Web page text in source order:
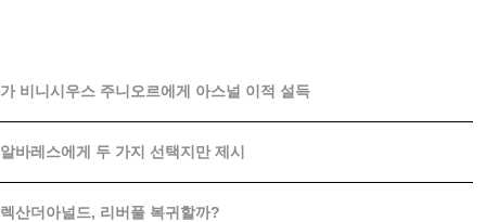
비니시우스 주니오르에게 아스널 이적 설득
바레스에게 두 가지 선택지만 제시
산더아널드, 리버풀 복귀할까?